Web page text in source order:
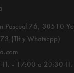
Pascual 76, 30510
(Tlf y Whatsapp)
- 17:00 a 20:30 H.